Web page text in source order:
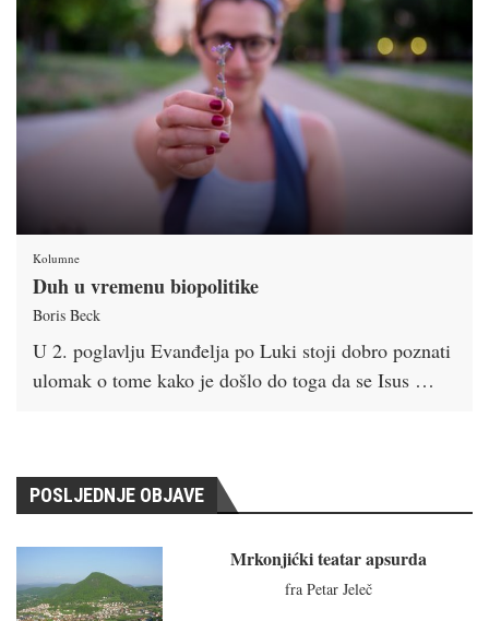
Kolumne
Duh u vremenu biopolitike
Boris Beck
U 2. poglavlju Evanđelja po Luki stoji dobro poznati
ulomak o tome kako je došlo do toga da se Isus …
POSLJEDNJE OBJAVE
Mrkonjićki teatar apsurda
fra Petar Jeleč